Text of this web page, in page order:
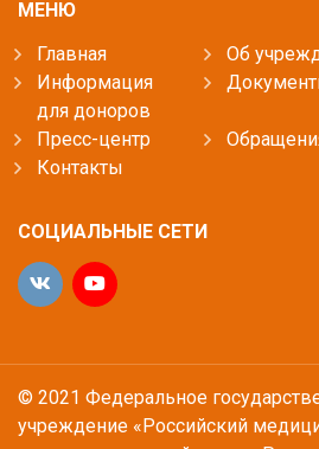
МЕНЮ
Главная
Об
Информация
для доноров
Пресс-центр
Контакты
СОЦИАЛЬНЫЕ СЕТИ
© 2021 Федеральное
учреждение «Российский